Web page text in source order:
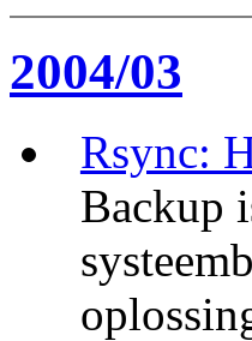
2004/03
Rsync:
Backup